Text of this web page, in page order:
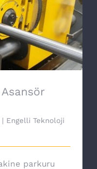
Teknolojileri
| Engelli Teknoloji
parkuru